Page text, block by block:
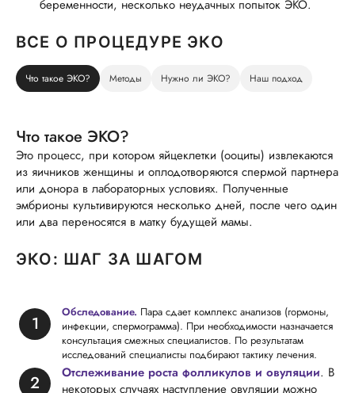
беременности, несколько неудачных попыток ЭКО.
ВСЕ О ПРОЦЕДУРЕ ЭКО
Что такое ЭКО? Методы Нужно ли ЭКО? Наш подход
Что такое ЭКО?
Это процесс, при котором яйцеклетки (ооциты) извлекаются
из яичников женщины и оплодотворяются спермой партнера
или донора в лабораторных условиях. Полученные
эмбрионы культивируются несколько дней, после чего один
или два переносятся в матку будущей мамы.
ЭКО: ШАГ ЗА ШАГОМ
Обследование. Пара сдает комплекс анализов (гормоны,
инфекции, спермограмма). При необходимости назначается
консультация смежных специалистов. По результатам
исследований специалисты подбирают тактику лечения.
Отслеживание роста фолликулов и овуляции. В
некоторых случаях наступление овуляции можно